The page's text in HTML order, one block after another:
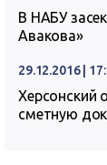
В НАБУ
Авакова»
29.12.2016 |
Херсонский
сметную